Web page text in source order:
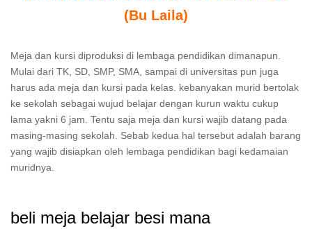
(Bu Laila)
Meja dan kursi diproduksi di lembaga pendidikan dimanapun.
Mulai dari TK, SD, SMP, SMA, sampai di universitas pun juga
harus ada meja dan kursi pada kelas. kebanyakan murid bertolak
ke sekolah sebagai wujud belajar dengan kurun waktu cukup
lama yakni 6 jam. Tentu saja meja dan kursi wajib datang pada
masing-masing sekolah. Sebab kedua hal tersebut adalah barang
yang wajib disiapkan oleh lembaga pendidikan bagi kedamaian
muridnya.
beli meja belajar besi mana